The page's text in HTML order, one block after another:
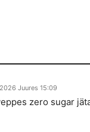
Juures 15:09
zero sugar